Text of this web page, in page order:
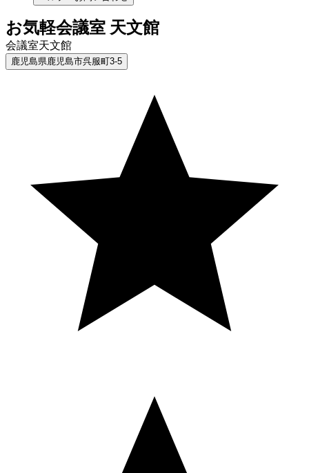
お気軽会議室 天文館
会議室天文館
鹿児島県鹿児島市呉服町3-5